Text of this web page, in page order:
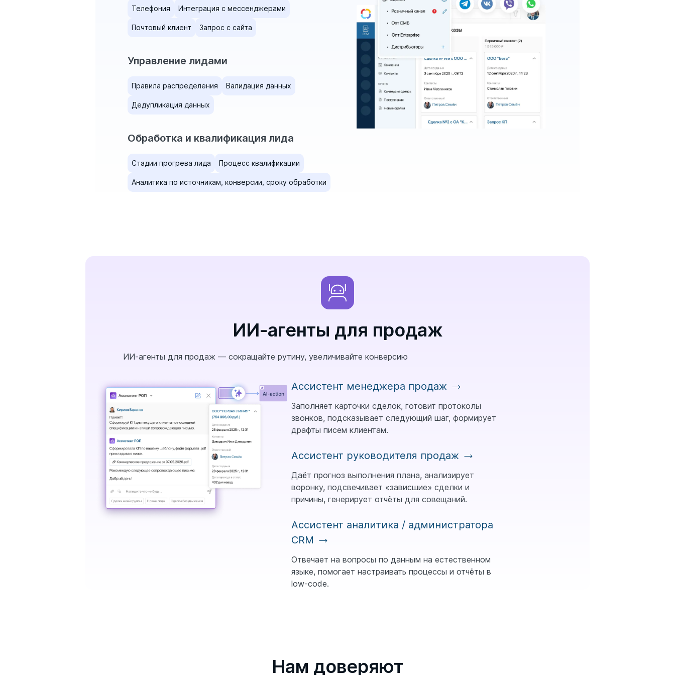
Телефония Интеграция с мессенджерами
Почтовый клиент Запрос с сайта
Управление лидами
Правила распределения Валидация данных
Дедупликация данных
Обработка и квалификация лида
Стадии прогрева лида Процесс квалификации
Аналитика по источникам, конверсии, сроку обработки
ИИ-агенты для продаж
ИИ-агенты для продаж — сокращайте рутину, увеличивайте конверсию
Ассистент менеджера продаж
Заполняет карточки сделок, готовит протоколы
звонков, подсказывает следующий шаг, формирует
драфты писем клиентам.
Ассистент руководителя продаж
Даёт прогноз выполнения плана, анализирует
воронку, подсвечивает «зависшие» сделки и
причины, генерирует отчёты для совещаний.
Ассистент аналитика / администратора
CRM
Отвечает на вопросы по данным на естественном
языке, помогает настраивать процессы и отчёты в
low-code.
Нам доверяют